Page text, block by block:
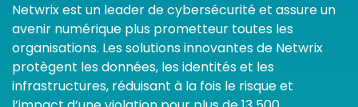
Netwrix est un leader de cybersécurité et assure un
avenir numérique plus prometteur toutes les
organisations. Les solutions innovantes de Netwrix
protègent les données, les identités et les
infrastructures, réduisant à la fois le risque et